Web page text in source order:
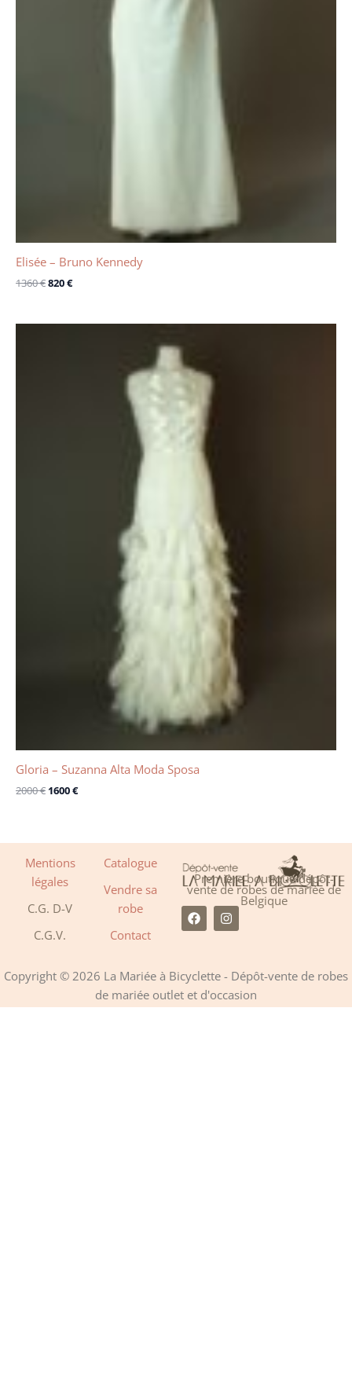
Elisée – Bruno Kennedy
1360€820€
Gloria – Suzanna Alta Moda Sposa
2000€ 1600€
Mentions
légales
C.G. D-V
C.G.V.
Catalogue
Vendre sa
robe
Contact
Première boutique dépôt-
vente de robes de mariée de
Belgique
F
a
c
o
o
k
I
n
s
g
a
m
Copyright © 2026 La Mariée à Bicyclette - Dépôt-vente de robes
de mariée outlet et d'occasion